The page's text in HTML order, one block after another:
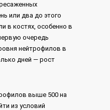
или два до этого
в костях, особенно в
очередь
нейтрофилов в
дней — рост
выше 500 на
из условий